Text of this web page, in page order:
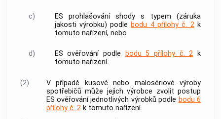
c)
ES prohlašování shody s typem (záruka
jakosti výrobku) podle bodu 4 přílohy č. 2k
tomuto nařízení, nebo
d) ES ověřování podle bodu 5 přílohy č. 2 k
tomuto nařízení.
(2)
V případě kusové nebo malosériové výroby
spotřebičů může jejich výrobce zvolit postup
ES ověřování jednotlivých výrobků podle bodu 6
přílohy č. 2k tomuto nařízení.